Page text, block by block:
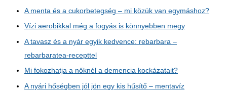
A menta és a cukorbetegség – mi közük van egymáshoz?
Vízi aerobikkal még a fogyás is könnyebben megy
A tavasz és a nyár egyik kedvence: rebarbara –
rebarbaratea-recepttel
Mi fokozhatja a nőknél a demencia kockázatait?
A nyári hőségben jól jön egy kis hűsítő – mentavíz